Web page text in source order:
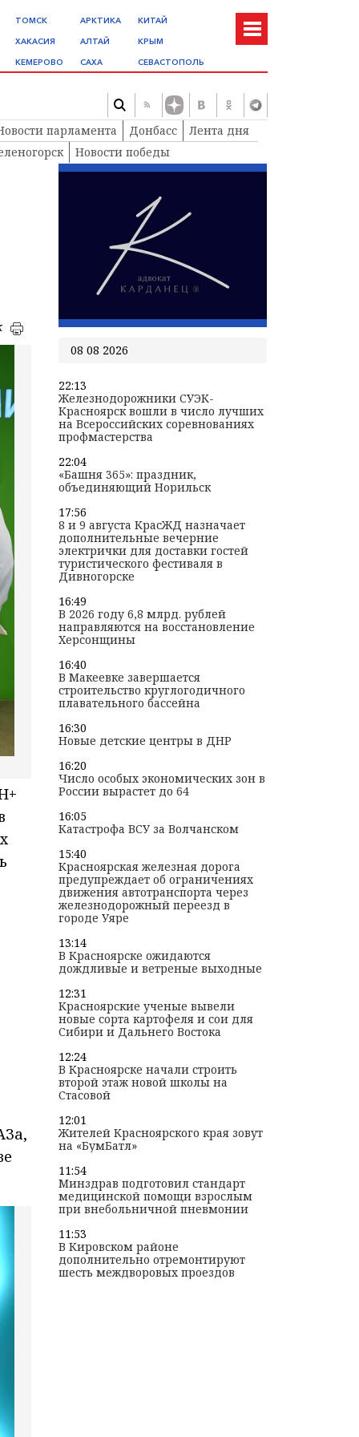
ТОМСК
ХАКАСИЯ
КЕМЕРОВО
АРКТИКА
АЛТАЙ
САХА
КИТАЙ
КРЫМ
СЕВАСТОПОЛЬ
парламента Донбасс
Лента дня
Новости победы
08 08 2026
22:13
Железнодорожники СУЭК-
Красноярск вошли в число лучших
на Всероссийских соревнованиях
профмастерства
22:04
«Башня 365»: праздник,
объединяющий Норильск
17:56
8 и 9 августа КрасЖД назначает
дополнительные вечерние
электрички для доставки гостей
туристического фестиваля в
Дивногорске
16:49
В 2026 году 6,8 млрд. рублей
направляются на восстановление
Херсонщины
16:40
В Макеевке завершается
строительство круглогодичного
плавательного бассейна
16:30
Новые детские центры в ДНР
16:20
Число особых экономических зон в
России вырастет до 64
16:05
Катастрофа ВСУ за Волчанском
15:40
Красноярская железная дорога
предупреждает об ограничениях
движения автотранспорта через
железнодорожный переезд в
городе Уяре
13:14
В Красноярске ожидаются
дождливые и ветреные выходные
12:31
Красноярские ученые вывели
новые сорта картофеля и сои для
Сибири и Дальнего Востока
12:24
В Красноярске начали строить
второй этаж новой школы на
Стасовой
12:01
Жителей Красноярского края зовут
на «БумБатл»
11:54
Минздрав подготовил стандарт
медицинской помощи взрослым
при внебольничной пневмонии
11:53
В Кировском районе
дополнительно отремонтируют
шесть междворовых проездов